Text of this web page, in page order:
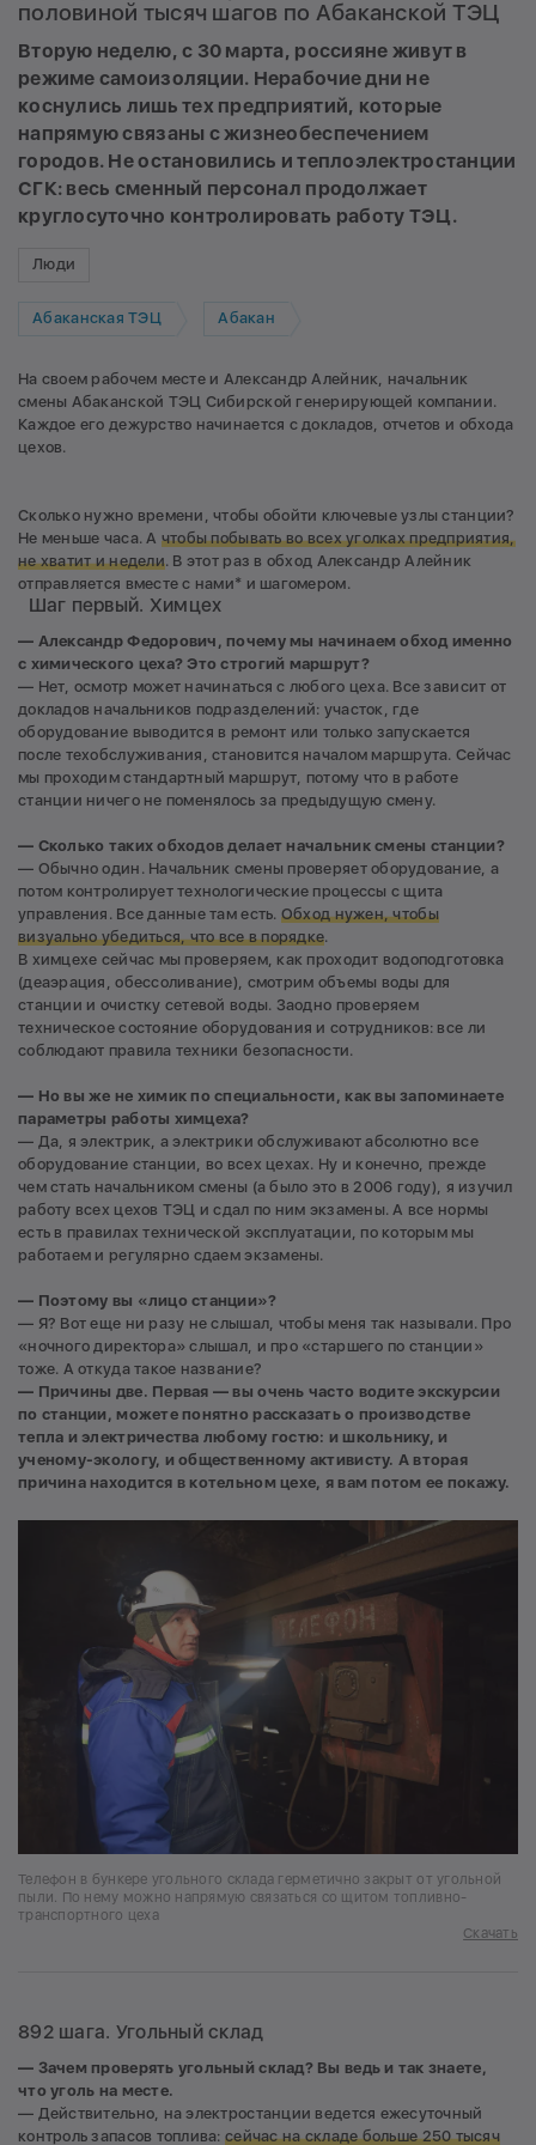
половиной тысяч шагов по Абаканской ТЭЦ
Вторую неделю, с 30 марта, россияне живут в
режиме самоизоляции. Нерабочие дни не
коснулись лишь тех предприятий, которые
напрямую связаны с жизнеобеспечением
городов. Не остановились и теплоэлектростанции
СГК: весь сменный персонал продолжает
круглосуточно контролировать работу ТЭЦ.
Люди
Абаканская ТЭЦ Абакан
На своем рабочем месте и Александр Алейник, начальник
смены Абаканской ТЭЦ Сибирской генерирующей компании.
Каждое его дежурство начинается с докладов, отчетов и обхода
цехов.
Сколько нужно времени, чтобы обойти ключевые узлы станции?
Не меньше часа. А чтобы побывать во всех уголках предприятия,
не хватит и недели. В этот раз в обход Александр Алейник
отправляется вместе с нами* и шагомером.
Шаг первый. Химцех
— Александр Федорович, почему мы начинаем обход именно
с химического цеха? Это строгий маршрут?
— Нет, осмотр может начинаться с любого цеха. Все зависит от
докладов начальников подразделений: участок, где
оборудование выводится в ремонт или только запускается
после техобслуживания, становится началом маршрута. Сейчас
мы проходим стандартный маршрут, потому что в работе
станции ничего не поменялось за предыдущую смену.
— Сколько таких обходов делает начальник смены станции?
— Обычно один. Начальник смены проверяет оборудование, а
потом контролирует технологические процессы с щита
управления. Все данные там есть. Обход нужен, чтобы
визуально убедиться, что все в порядке.
В химцехе сейчас мы проверяем, как проходит водоподготовка
(деаэрация, обессоливание), смотрим объемы воды для
станции и очистку сетевой воды. Заодно проверяем
техническое состояние оборудования и сотрудников: все ли
соблюдают правила техники безопасности.
— Но вы же не химик по специальности, как вы запоминаете
параметры работы химцеха?
— Да, я электрик, а электрики обслуживают абсолютно все
оборудование станции, во всех цехах. Ну и конечно, прежде
чем стать начальником смены (а было это в 2006 году), я изучил
работу всех цехов ТЭЦ и сдал по ним экзамены. А все нормы
есть в правилах технической эксплуатации, по которым мы
работаем и регулярно сдаем экзамены.
— Поэтому вы «лицо станции»?
— Я? Вот еще ни разу не слышал, чтобы меня так называли. Про
«ночного директора» слышал, и про «старшего по станции»
тоже. А откуда такое название?
— Причины две. Первая — вы очень часто водите экскурсии
по станции, можете понятно рассказать о производстве
тепла и электричества любому гостю: и школьнику, и
ученому-экологу, и общественному активисту. А вторая
причина находится в котельном цехе, я вам потом ее покажу.
Телефон в бункере угольного склада герметично закрыт от угольной
пыли. По нему можно напрямую связаться со щитом топливно-
транспортного цеха
Скачать
892 шага. Угольный склад
— Зачем проверять угольный склад? Вы ведь и так знаете,
что уголь на месте.
— Действительно, на электростанции ведется ежесуточный
контроль запасов топлива:сейчас на складе больше 250 тысяч